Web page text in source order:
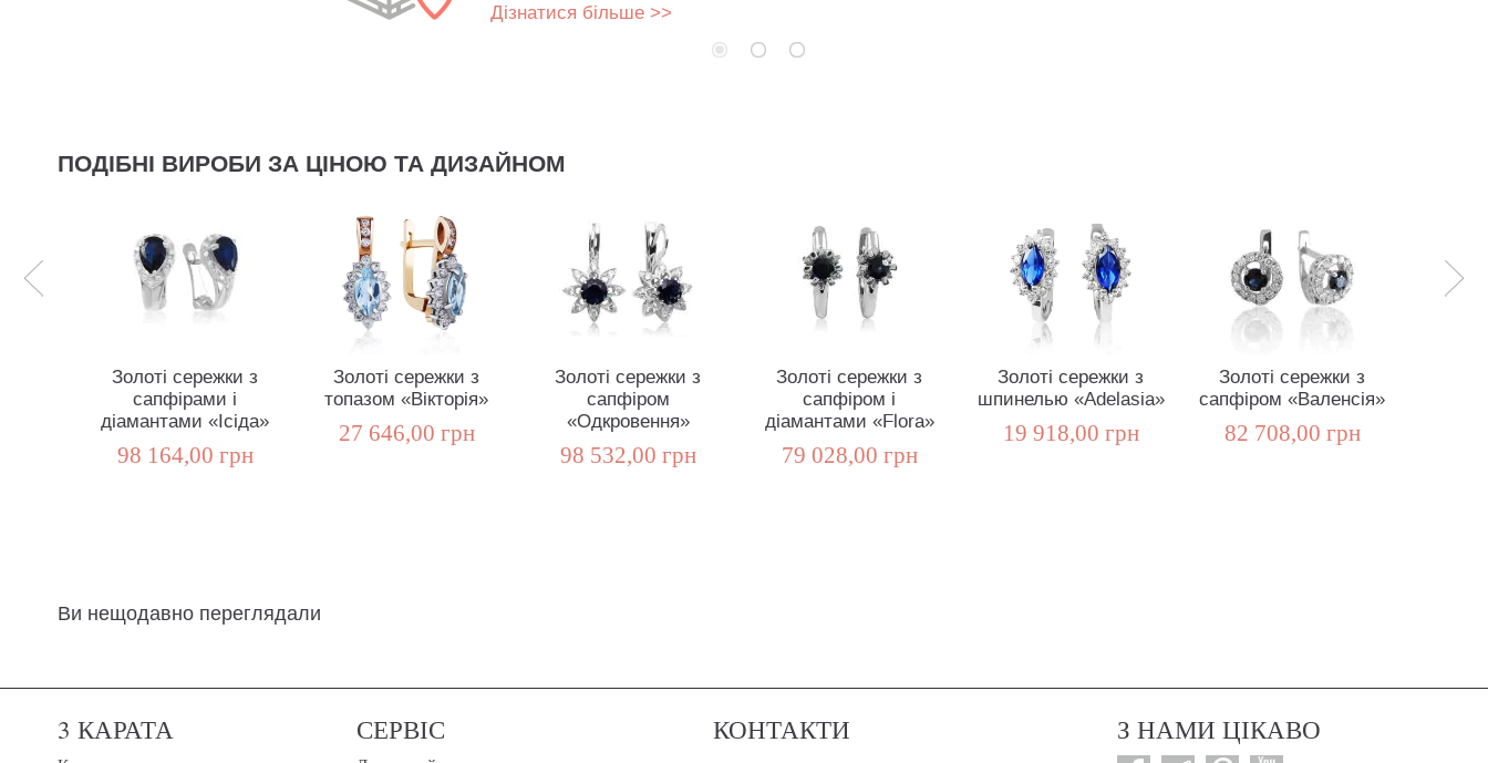
Дізнатися більше >>
ПОДІБНІ ВИРОБИ ЗА ЦІНОЮ ТА ДИЗАЙНОМ
Золоті сережки з
сапфірами і
діамантами «Ісіда»
98 164,00 грн
Золоті сережки з
топазом «Вікторія»
27 646,00 грн
Золоті сережки з
сапфіром
«Одкровення»
98 532,00 грн
Золоті сережки з
сапфіром і
діамантами «Flora»
79 028,00 грн
Золоті сережки з
шпинелью «Adelasia»
19 918,00 грн
Золоті сережки з
сапфіром «Валенсія»
82 708,00 грн
Ви нещодавно переглядали
3 КАРАТА СЕРВІС КОНТАКТИ З НАМИ ЦІКАВО